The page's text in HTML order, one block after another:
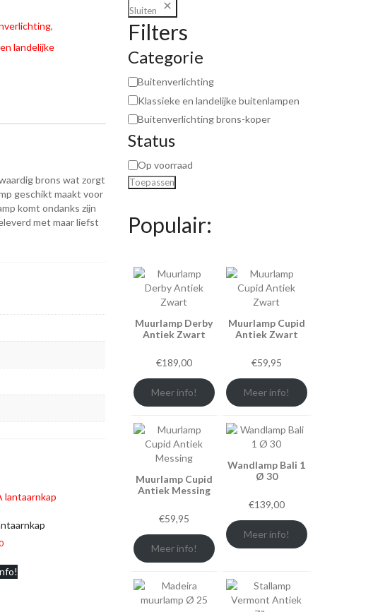
,
landelijke
brons wat zorgt
geschikt maakt voor
komt ondanks zijn
met maar liefst
Sluiten
Filters
Categorie
Buitenverlichting
Klassieke en landelijke buitenlampen
Buitenverlichting brons-koper
Status
Op voorraad
Toepassen
Populair:
Muurlamp Derby
Antiek Zwart
€189,00
Meer info!
Muurlamp Cupid
Antiek Zwart
€59,95
Meer info!
Muurlamp Cupid
Antiek Messing
€59,95
Meer info!
Wandlamp Bali 1
Ø 30
€139,00
Meer info!